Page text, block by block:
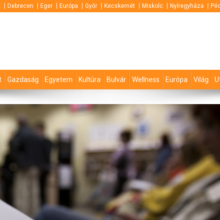
Debrecen Eger Európa Győr Kecskemét Miskolc Nyíregyháza
Gazdaság Egyetem Kultúra Bulvár Wellness Európa Világ